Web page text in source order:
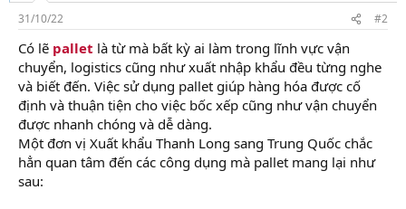
31/10/22 #2
Có lẽ pallet là từ mà bất kỳ ai làm trong lĩnh vực vận
chuyển, logistics cũng như xuất nhập khẩu đều từng nghe
và biết đến. Việc sử dụng pallet giúp hàng hóa được cố
định và thuận tiện cho việc bốc xếp cũng như vận chuyển
được nhanh chóng và dễ dàng.
Một đơn vị Xuất khẩu Thanh Long sang Trung Quốc chắc
hẳn quan tâm đến các công dụng mà pallet mang lại như
sau: